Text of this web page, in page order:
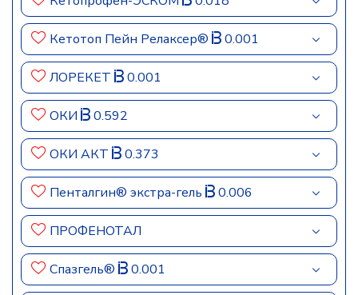
Кетотоп Пейн Релаксер® 0.001
ЛОРЕКЕТ 0.001
ОКИ 0.592
ОКИ АКТ 0.373
Пенталгин® экстра-гель 0.006
ПРОФЕНОТАЛ
Спазгель® 0.001